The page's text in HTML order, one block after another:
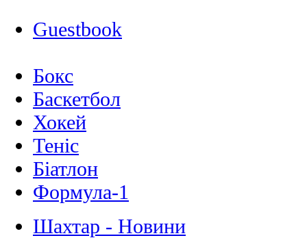
Guestbook
Бокс
Баскетбол
Хокей
Теніс
Біатлон
Формула-1
Шахтар - Новини